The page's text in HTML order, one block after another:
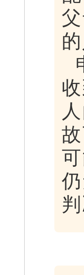
的
判